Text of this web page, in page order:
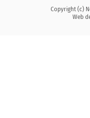
Copyright (c)
Web